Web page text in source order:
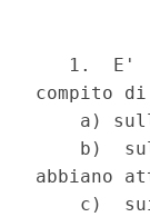
1.  E'
compito
a)
b)
abbiano
c)